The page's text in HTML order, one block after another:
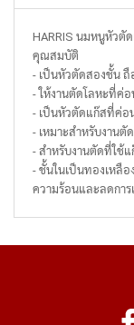
HARRIS นมหนูหัวตั
คุณสมบัติ
- เป็นหัวตัดสองชั้น
- ให้งานตัดโลหะที่ค่อ
- เป็นหัวตัดแก๊สที่ค่อ
- เหมาะสำหรับงานตั
- สำหรับงานตัดที่ใช้
- ชั้นในเป็นทองเหลื
ความร้อนและลดการ